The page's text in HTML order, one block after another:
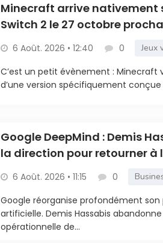
Minecraft arrive nativement
Switch 2 le 27 octobre
6 Août. 2026 • 12:40 0 Jeux
C’est un petit évènement : Minecraft
d’une version spécifiquement conçue
Google DeepMind : Demis
la direction pour retourner à
scientifique
6 Août. 2026 • 11:15 0
Google réorganise profondément
artificielle. Demis Hassabis
opérationnelle de...